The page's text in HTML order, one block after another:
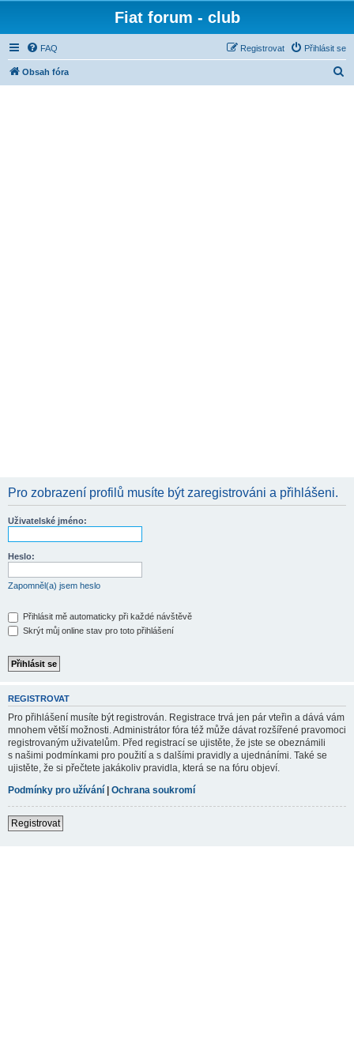
Fiat forum - club
FAQ Přihlásit se
Registrovat
Obsah fóra
Pro zobrazení profilů musíte být zaregistrováni a přihlášeni.
Uživatelské jméno:
Heslo:
Zapomněl(a) jsem heslo
Přihlásit mě automaticky při každé návštěvě
Skrýt můj online stav pro toto přihlášení
REGISTROVAT
Pro přihlášení musíte být registrován. Registrace trvá jen pár vteřin a dává vám
mnohem větší možnosti. Administrátor fóra též může dávat rozšířené pravomoci
registrovaným uživatelům. Před registrací se ujistěte, že jste se obeznámili
s našimi podmínkami pro použití a s dalšími pravidly a ujednáními. Také se
ujistěte, že si přečtete jakákoliv pravidla, která se na fóru objeví.
Podmínky pro užívání | Ochrana soukromí
Registrovat